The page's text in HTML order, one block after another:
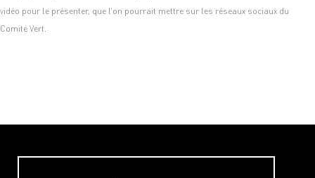
vidéo pour le présenter, que l’on pourrait mettre sur les réseaux sociaux du
Comité Vert.